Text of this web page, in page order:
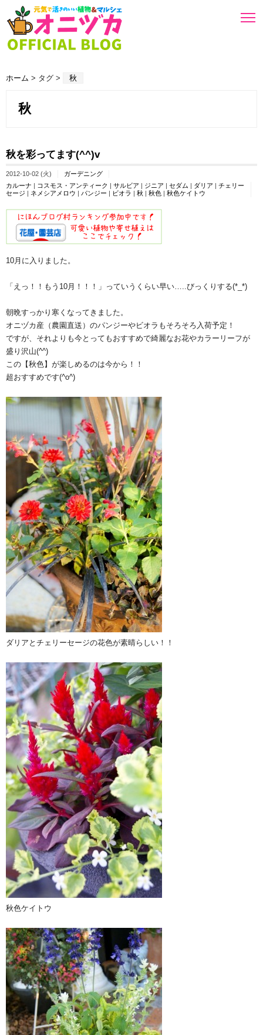
ホーム > タグ > 秋
秋
秋を彩ってます(^^)v
2012-10-02 (火)
ガーデニング
カルーナ | コスモス・アンティーク | サルビア | ジニア | セダム | ダリア | チェリー
セージ | ネメシアメロウ | パンジー | ビオラ | 秋 | 秋色 | 秋色ケイトウ
10月に入りました。
「えっ！！もう10月！！！」っていうくらい早い…..びっくりする(*_*)
朝晩すっかり寒くなってきました。
オニヅカ産（農園直送）のパンジーやビオラもそろそろ入荷予定！
ですが、それよりも今とってもおすすめで綺麗なお花やカラーリーフが
盛り沢山(^^)
この【秋色】が楽しめるのは今から！！
超おすすめです(^o^)
ダリアとチェリーセージの花色が素晴らしい！！
秋色ケイトウ